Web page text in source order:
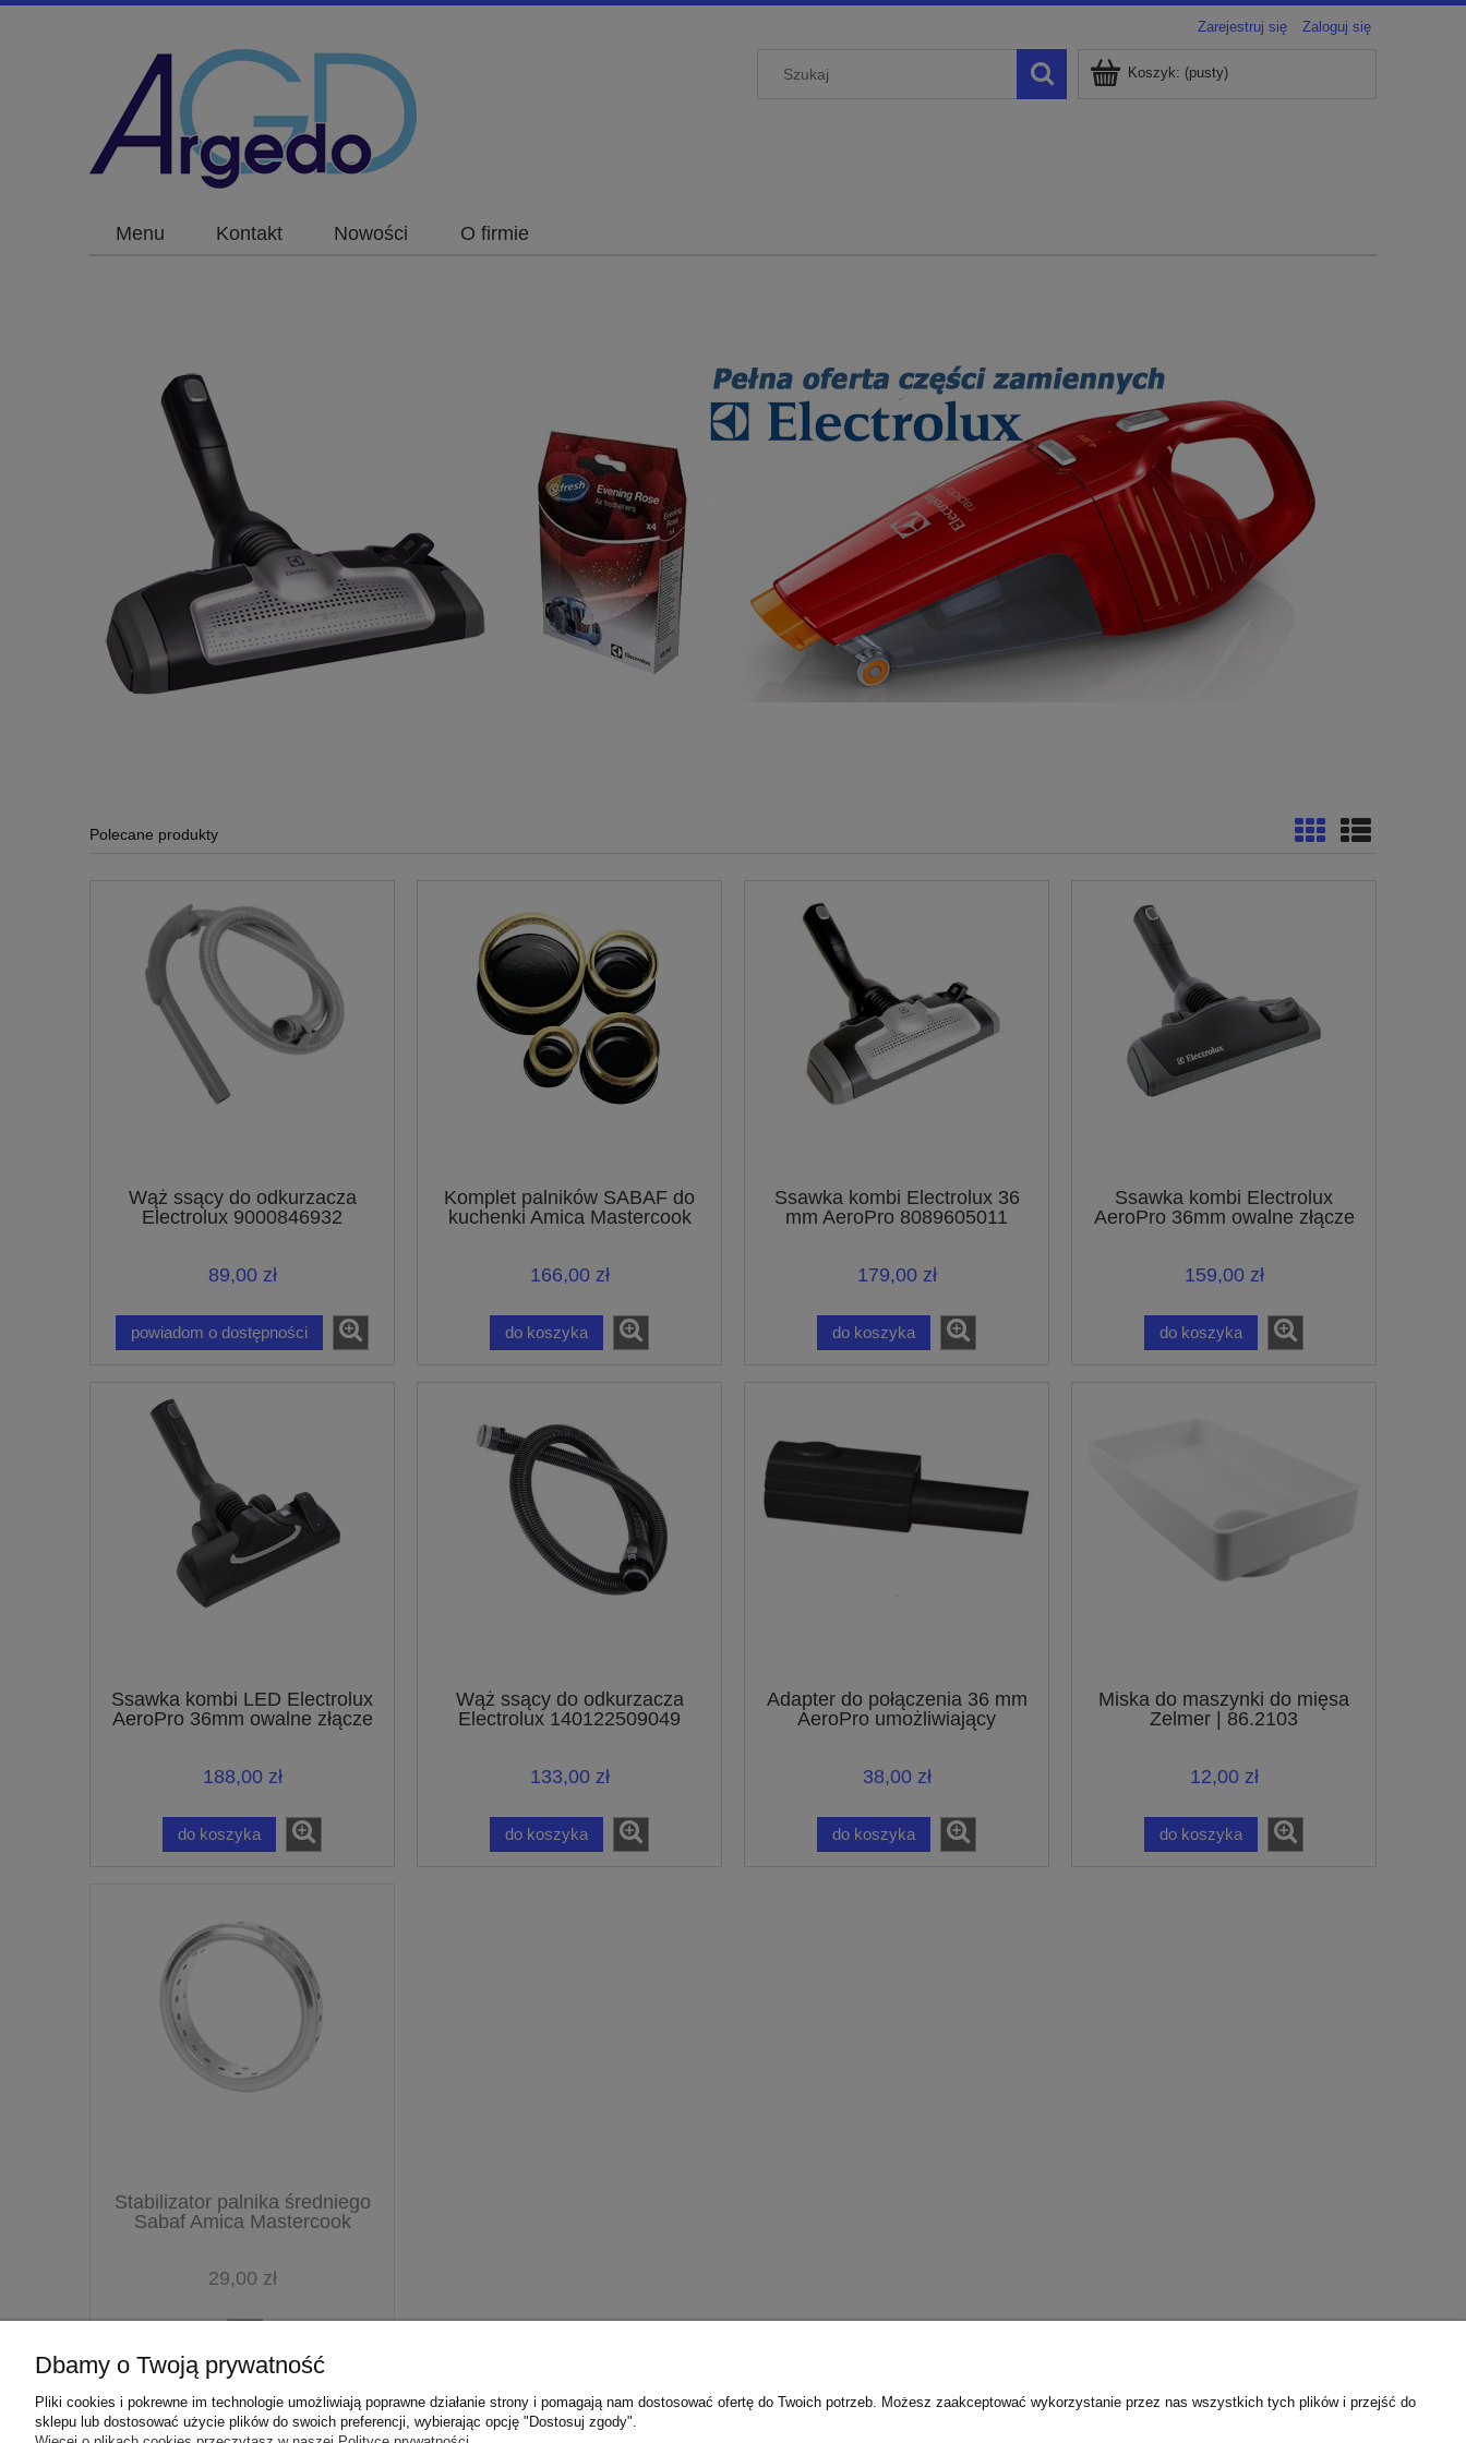
Zarejestruj się Zaloguj się
Koszyk: (pusty)
Menu Kontakt Nowości O firmie
Polecane produkty
Wąż ssący do odkurzacza
Electrolux 9000846932
89,00 zł
powiadom o dostępności
Komplet palników SABAF do
kuchenki Amica Mastercook
166,00 zł
do koszyka
Ssawka kombi Electrolux 36
mm AeroPro 8089605011
179,00 zł
do koszyka
Ssawka kombi Electrolux
AeroPro 36mm owalne złącze
159,00 zł
do koszyka
Ssawka kombi LED Electrolux
AeroPro 36mm owalne złącze
188,00 zł
do koszyka
Wąż ssący do odkurzacza
Electrolux 140122509049
133,00 zł
do koszyka
Adapter do połączenia 36 mm
AeroPro umożliwiający
38,00 zł
do koszyka
Miska do maszynki do mięsa
Zelmer | 86.2103
12,00 zł
do koszyka
Stabilizator palnika średniego
Sabaf Amica Mastercook
29,00 zł
Dbamy o Twoją prywatność
Pliki cookies i pokrewne im technologie umożliwiają poprawne działanie strony i pomagają nam dostosować ofertę do Twoich potrzeb. Możesz zaakceptować wykorzystanie przez nas wszystkich tych plików i przejść do
sklepu lub dostosować użycie plików do swoich preferencji, wybierając opcję "Dostosuj zgody".